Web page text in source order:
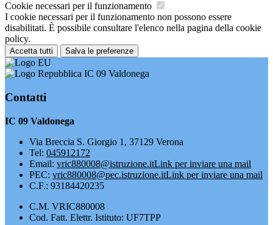
Cookie necessari per il funzionamento
I cookie necessari per il funzionamento non possono essere
disabilitati. È possibile consultare l'elenco nella pagina della cookie
policy.
Accetta tutti Salva le preferenze
IC 09 Valdonega
Contatti
IC 09 Valdonega
Via Breccia S. Giorgio 1, 37129 Verona
Tel: 045912172
Email: vric880008@istruzione.itLink per inviare una mail
PEC: vric880008@pec.istruzione.itLink per inviare una mail
C.F.: 93184420235
C.M. VRIC880008
Cod. Fatt. Elettr. Istituto: UF7TPP